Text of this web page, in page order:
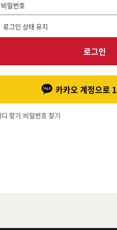
밀번호
로그인 상태 유지
로그인
카카오 계정으로
찾기|비밀번호 찾기